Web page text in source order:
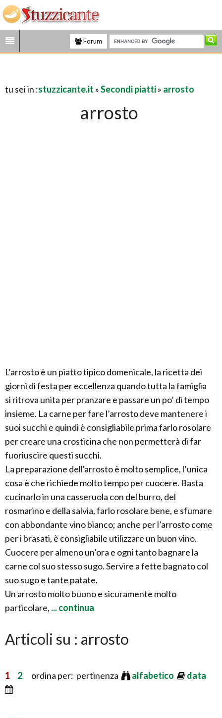
Forum
tu sei in :stuzzicante.it »Secondi piatti» arrosto
arrosto
L’arrosto è un piatto tipico domenicale, la ricetta dei
giorni di festa per eccellenza quando tutta la famiglia
si ritrova unita per pranzare e passare un po’ di tempo
insieme. La carne per fare l’arrosto deve mantenere i
suoi succhi e quindi è consigliabile prima farlo rosolare
per creare una crosticina che non permetterà di far
fuoriuscire questi succhi.
La preparazione dell'arrosto è molto semplice, l’unica
cosa è che richiede molto tempo per cuocere. Basta
cucinarlo in una casseruola con del burro, del
rosmarino e della salvia, farlo rosolare bene, e sfumare
con abbondante vino bianco; anche per l’arrosto come
per i brasati, è consigliabile utilizzare un buon vino.
Cuocere per almeno un’ora e ogni tanto bagnare la
carne col suo stesso sugo. Servire a fette bagnato col
suo sugo e tante patate.
Un arrosto molto buono e sicuramente molto
particolare, ... continua
Articoli su : arrosto
1 2 ordina per: pertinenza alfabetico data